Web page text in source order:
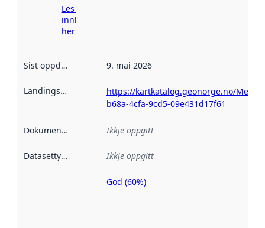
Les meir om
innhenting
her
Sist oppdatert 9. mai 2026
Landingsside
https://kartkatalog.geonorge.no/
b68a-4cfa-9cd5-09e431d17f61
Dokumentasjon Ikkje oppgitt
Datasettype Ikkje oppgitt
Metadatakvalitet
God (60%)